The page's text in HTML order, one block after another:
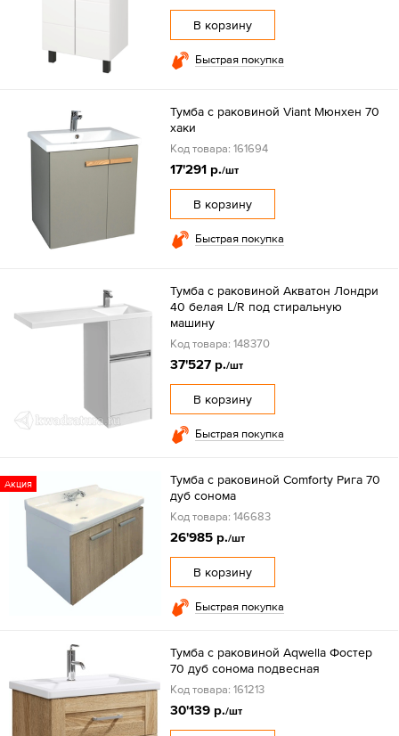
В корзину
Быстрая покупка
Тумба с раковиной Viant Мюнхен 70
хаки
Код товара: 161694
17'291 р./шт
В корзину
Быстрая покупка
Тумба с раковиной Акватон Лондри
40 белая L/R под стиральную
машину
Код товара: 148370
37'527 р./шт
В корзину
Быстрая покупка
Акция
Тумба с раковиной Comforty Рига 70
дуб сонома
Код товара: 146683
26'985 р./шт
В корзину
Быстрая покупка
Тумба с раковиной Aqwella Фостер
70 дуб сонома подвесная
Код товара: 161213
30'139 р./шт